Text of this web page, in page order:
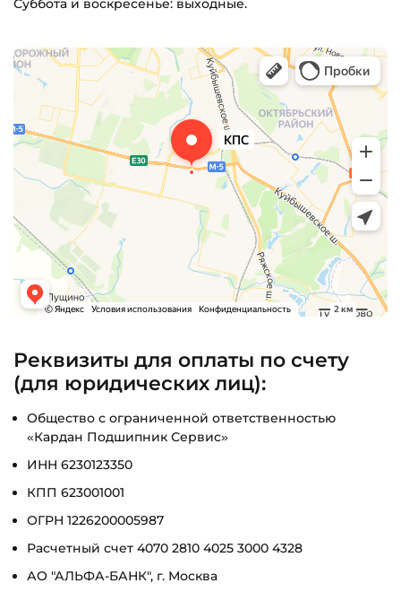
Суббота и воскресенье: выходные.
Реквизиты для оплаты по счету
(для юридических лиц):
Общество с ограниченной ответственностью
«Кардан Подшипник Сервис»
ИНН 6230123350
КПП 623001001
ОГРН 1226200005987
Расчетный счет 4070 2810 4025 3000 4328
АО "АЛЬФА-БАНК", г. Москва